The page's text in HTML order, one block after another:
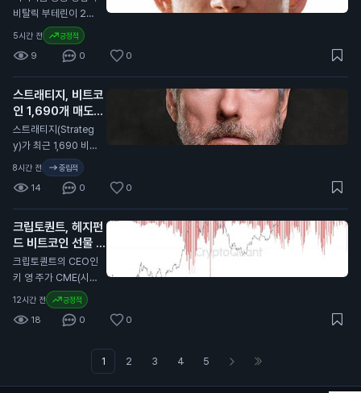
습니다.
다. 이란은 미국이 전
를 요구하는 조건을
충족해야 항로를 재개
있습니다. 이번 발표
는 일반 투자자에게
중요합니다. 이란과의
갈등이 계속되면 에너
지 시장에 영향을 미
칠 수 있으며, 이는 가
격 상승으로 이어질
술의 발전과 시장 확
대에 따라 이루어졌습
니다. 엔비디아는 그
래픽 처리 장치(GP
U) 분야에서 큰 영향
력을 가진 기업으로,
AI 인프라에 대한 수
요가 증가하고 있습니
다. 이에 따라 여러 기
업들이 AI 관련 투자
에 나서고 있습니다.
이 뉴스는 일반 투자
가집니다. AI 시장의
성장과 함께 엔비디아
의 주가 상승이 예상
되며, 이는 투자자들
의 자산에도 긍정적인
영향을 미칠 수 있습
니다.
비탈릭 부테린이 20
23년 이더리움 로드
맵을 업데이트했다고
밝혔습니다. 새로운
로드맵은 양자 안전
성, 개인 정보 보호, 네
이티브 롤업, 확장성,
그리고 간소화된 프로
토콜을 우선시합니다.
부테린은 X 플랫폼에
서 이 로드맵을 공개
하며, 현재 기술 방향
과 비교했습니다. 이
더리움 재단은 양자
컴퓨터가 현재 사용하
는 암호화 기술을 위
협할 것이라고 경고했
습니다. 따라서, 202
9년까지 완전한 양자
보호를 목표로 하는
번 업데이트는 이더리
움의 보안과 개인 정
5시간 전 긍정적
9 0 0
스트래티지, 비트코
인 1,690개 매도
발표
N
스트래티지(Strateg
y)가 최근 1,690 비트
코인(BTC)을 1억 8,
000만 달러(약 2,50
0억 원)에 매도했습니
다. 이로 인해 보유 비
트코인은 84만 447
개로 줄어들었습니다.
스트래티지는 이번 매
도를 통해 자금을 확
보하고, 향후 전략적
투자에 활용할 계획이
라고 밝혔습니다. 비
소식에 주목하고 있습
8시간 전 중립적
14 0 0
크립토퀀트, 헤지펀
드 비트코인 선물 매
수 전환 발표
N
크립토퀀트의 CEO인
키 영 주가 CME(시카
고상품거래소) 헤지펀
드가 비트코인 선물
포지션을 매수로 전환
수년간 매도 포지션을
유지한 후에 일어난
12시간 전 긍정적
18 0 0
1 2 3 4 5